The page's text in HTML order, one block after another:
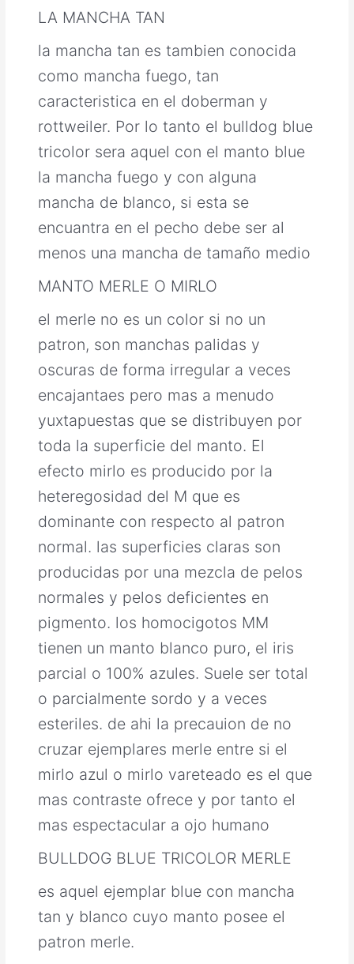
LA MANCHA TAN
la mancha tan es tambien conocida
como mancha fuego, tan
caracteristica en el doberman y
rottweiler. Por lo tanto el bulldog blue
tricolor sera aquel con el manto blue
la mancha fuego y con alguna
mancha de blanco, si esta se
encuantra en el pecho debe ser al
menos una mancha de tamaño medio
MANTO MERLE O MIRLO
el merle no es un color si no un
patron, son manchas palidas y
oscuras de forma irregular a veces
encajantaes pero mas a menudo
yuxtapuestas que se distribuyen por
toda la superficie del manto. El
efecto mirlo es producido por la
heteregosidad del M que es
dominante con respecto al patron
normal. las superficies claras son
producidas por una mezcla de pelos
normales y pelos deficientes en
pigmento. los homocigotos MM
tienen un manto blanco puro, el iris
parcial o 100% azules. Suele ser total
o parcialmente sordo y a veces
esteriles. de ahi la precauion de no
cruzar ejemplares merle entre si el
mirlo azul o mirlo vareteado es el que
mas contraste ofrece y por tanto el
mas espectacular a ojo humano
BULLDOG BLUE TRICOLOR MERLE
es aquel ejemplar blue con mancha
tan y blanco cuyo manto posee el
patron merle.